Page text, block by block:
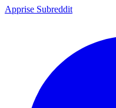
Apprise Subreddit